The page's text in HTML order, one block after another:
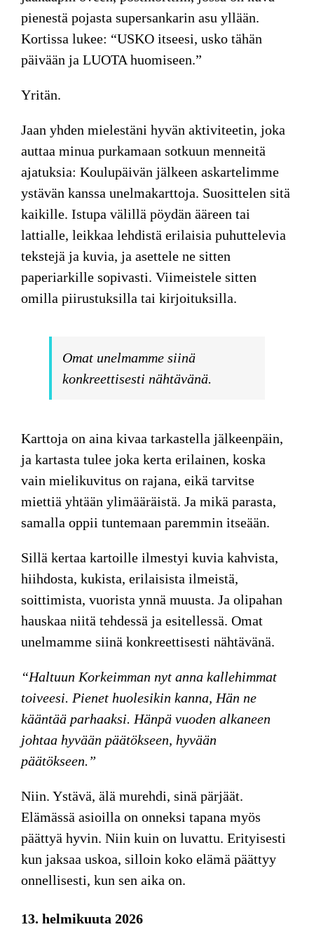
pienestä pojasta supersankarin asu yllään.
Kortissa lukee: “USKO itseesi, usko tähän
päivään ja LUOTA huomiseen.”
Yritän.
Jaan yhden mielestäni hyvän aktiviteetin, joka
auttaa minua purkamaan sotkuun menneitä
ajatuksia: Koulupäivän jälkeen askartelimme
ystävän kanssa unelmakarttoja. Suosittelen sitä
kaikille. Istupa välillä pöydän ääreen tai
lattialle, leikkaa lehdistä erilaisia puhuttelevia
tekstejä ja kuvia, ja asettele ne sitten
paperiarkille sopivasti. Viimeistele sitten
omilla piirustuksilla tai kirjoituksilla.
Omat unelmamme siinä
konkreettisesti nähtävänä.
Karttoja on aina kivaa tarkastella jälkeenpäin,
ja kartasta tulee joka kerta erilainen, koska
vain mielikuvitus on rajana, eikä tarvitse
miettiä yhtään ylimääräistä. Ja mikä parasta,
samalla oppii tuntemaan paremmin itseään.
Sillä kertaa kartoille ilmestyi kuvia kahvista,
hiihdosta, kukista, erilaisista ilmeistä,
soittimista, vuorista ynnä muusta. Ja olipahan
hauskaa niitä tehdessä ja esitellessä. Omat
unelmamme siinä konkreettisesti nähtävänä.
“Haltuun Korkeimman nyt anna kallehimmat
toiveesi. Pienet huolesikin kanna, Hän ne
kääntää parhaaksi. Hänpä vuoden alkaneen
johtaa hyvään päätökseen, hyvään
päätökseen.”
Niin. Ystävä, älä murehdi, sinä pärjäät.
Elämässä asioilla on onneksi tapana myös
päättyä hyvin. Niin kuin on luvattu. Erityisesti
kun jaksaa uskoa, silloin koko elämä päättyy
onnellisesti, kun sen aika on.
13. helmikuuta 2026